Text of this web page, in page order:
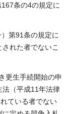
条の4の規定に
第91条の規定に
れた者でないこ
更生手続開始の申
法（平成11年法律
ている者でない